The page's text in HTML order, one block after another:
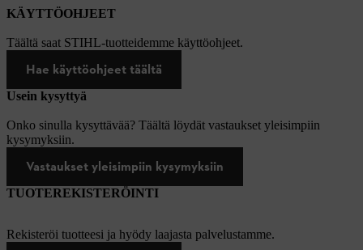
KÄYTTÖOHJEET
Täältä saat STIHL-tuotteidemme käyttöohjeet.
Hae käyttöohjeet täältä
Usein kysyttyä
Onko sinulla kysyttävää? Täältä löydät vastaukset yleisimpiin
kysymyksiin.
Vastaukset yleisimpiin kysymyksiin
TUOTEREKISTERÖINTI
Rekisteröi tuotteesi ja hyödy laajasta palvelustamme.